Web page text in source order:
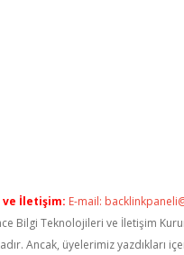
ve İletişim: E-mail:
Bilgi Teknolojileri ve İletişim
Ancak, üyelerimiz